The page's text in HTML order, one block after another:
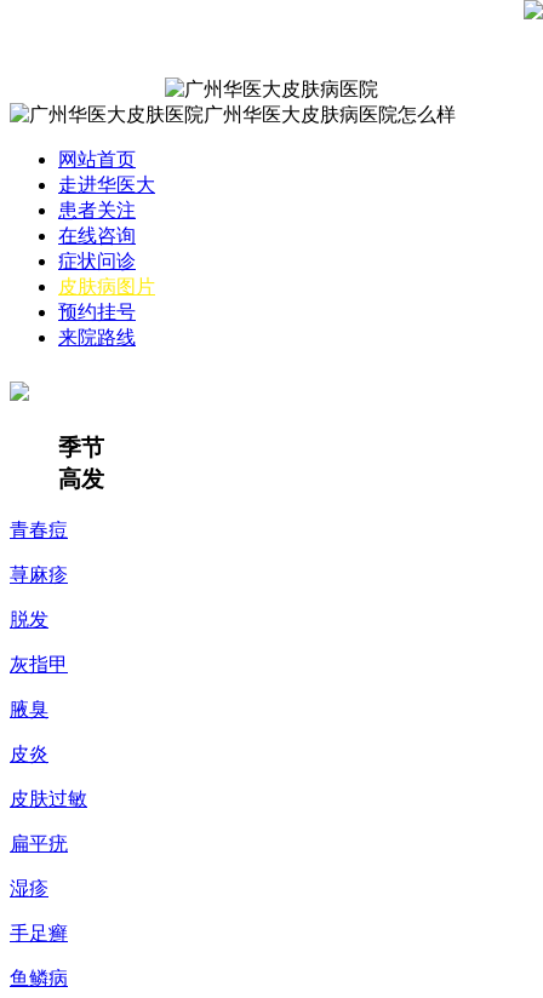
网站首页
走进华医大
患者关注
在线咨询
症状问诊
皮肤病图片
预约挂号
来院路线
季节
高发
青春痘
荨麻疹
脱发
灰指甲
腋臭
皮炎
皮肤过敏
扁平疣
湿疹
手足癣
鱼鳞病